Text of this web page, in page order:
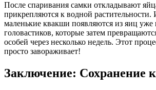
После спаривания самки откладывают
прикрепляются к водной растительности.
маленькие квакши появляются из яиц уже
головастиков, которые затем
особей через несколько недель. Этот
просто завораживает!
Заключение: Сохранение